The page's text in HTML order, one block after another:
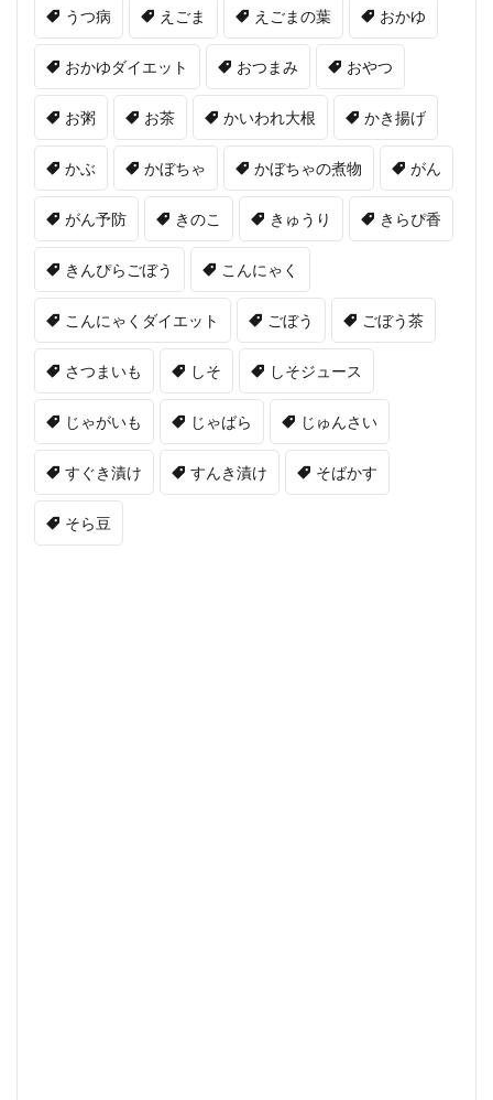
うつ病 えごま えごまの葉 おかゆ
おかゆダイエット おつまみ おやつ
お粥 お茶 かいわれ大根 かき揚げ
かぶ かぼちゃ かぼちゃの煮物 がん
がん予防 きのこ きゅうり きらぴ香
きんぴらごぼう こんにゃく
こんにゃくダイエット ごぼう ごぼう茶
さつまいも しそ しそジュース
じゃがいも じゃばら じゅんさい
すぐき漬け すんき漬け そばかす
そら豆